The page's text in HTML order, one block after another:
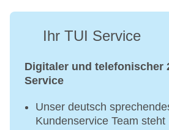
Ihr TUI Service
Digitaler und telefonischer
Service
Unser deutsch
Kundenservice Team steht